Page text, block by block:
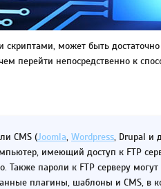
скриптами, может быть
перейти непосредственно к
CMS (Joomla, Wordpress, Drupal и
имеющий доступ к FTP
Также пароли к FTP серверу
плагины, шаблоны и CMS, в